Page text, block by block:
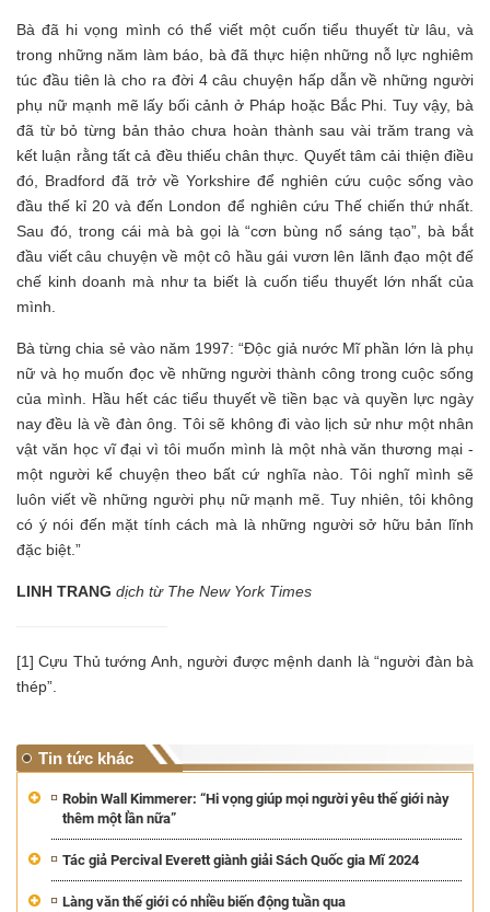
Bà đã hi vọng mình có thể viết một cuốn tiểu thuyết từ lâu, và
trong những năm làm báo, bà đã thực hiện những nỗ lực nghiêm
túc đầu tiên là cho ra đời 4 câu chuyện hấp dẫn về những người
phụ nữ mạnh mẽ lấy bối cảnh ở Pháp hoặc Bắc Phi. Tuy vậy, bà
đã từ bỏ từng bản thảo chưa hoàn thành sau vài trăm trang và
kết luận rằng tất cả đều thiếu chân thực. Quyết tâm cải thiện điều
đó, Bradford đã trở về Yorkshire để nghiên cứu cuộc sống vào
đầu thế kỉ 20 và đến London để nghiên cứu Thế chiến thứ nhất.
Sau đó, trong cái mà bà gọi là “cơn bùng nổ sáng tạo”, bà bắt
đầu viết câu chuyện về một cô hầu gái vươn lên lãnh đạo một đế
chế kinh doanh mà như ta biết là cuốn tiểu thuyết lớn nhất của
mình.
Bà từng chia sẻ vào năm 1997: “Độc giả nước Mĩ phần lớn là phụ
nữ và họ muốn đọc về những người thành công trong cuộc sống
của mình. Hầu hết các tiểu thuyết về tiền bạc và quyền lực ngày
nay đều là về đàn ông. Tôi sẽ không đi vào lịch sử như một nhân
vật văn học vĩ đại vì tôi muốn mình là một nhà văn thương mại -
một người kể chuyện theo bất cứ nghĩa nào. Tôi nghĩ mình sẽ
luôn viết về những người phụ nữ mạnh mẽ. Tuy nhiên, tôi không
có ý nói đến mặt tính cách mà là những người sở hữu bản lĩnh
đặc biệt.”
LINH TRANG dịch từ The New York Times
[1] Cựu Thủ tướng Anh, người được mệnh danh là “người đàn bà
thép”.
Tin tức khác
Robin Wall Kimmerer: “Hi vọng giúp mọi người yêu thế giới này
thêm một lần nữa”
Tác giả Percival Everett giành giải Sách Quốc gia Mĩ 2024
Làng văn thế giới có nhiều biến động tuần qua